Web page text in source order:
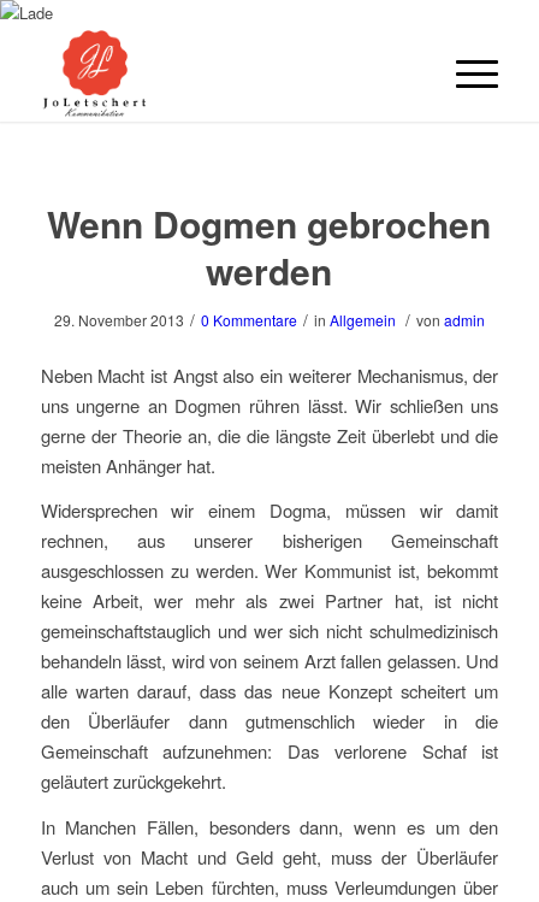
Wenn Dogmen gebrochen
werden
29. November 2013 / 0 Kommentare / in Allgemein / von admin
Neben Macht ist Angst also ein weiterer Mechanismus, der
uns ungerne an Dogmen rühren lässt. Wir schließen uns
gerne der Theorie an, die die längste Zeit überlebt und die
meisten Anhänger hat.
Widersprechen wir einem Dogma, müssen wir damit
rechnen, aus unserer bisherigen Gemeinschaft
ausgeschlossen zu werden. Wer Kommunist ist, bekommt
keine Arbeit, wer mehr als zwei Partner hat, ist nicht
gemeinschaftstauglich und wer sich nicht schulmedizinisch
behandeln lässt, wird von seinem Arzt fallen gelassen. Und
alle warten darauf, dass das neue Konzept scheitert um
den Überläufer dann gutmenschlich wieder in die
Gemeinschaft aufzunehmen: Das verlorene Schaf ist
geläutert zurückgekehrt.
In Manchen Fällen, besonders dann, wenn es um den
Verlust von Macht und Geld geht, muss der Überläufer
auch um sein Leben fürchten, muss Verleumdungen über